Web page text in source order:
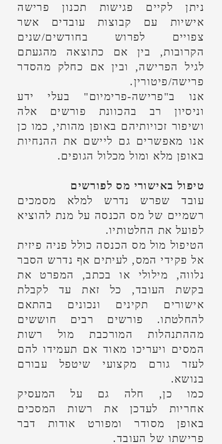
לעזר גורם מקצועי שיטפל עבורם
בנושא.
כמו כן, חלה גם על המעסיק
אחריות לעדכן את רשות המסכים
פרישתו של העובד.
אנו ב"פרישה-פרימיום" נבצע עבורך
המסים, עד לקבלת הנדרש.
הכוונת מעסיקים לניהול תהליכי פרישה
הכרוכה בפיטורי עובדים? מעוניינים
הציע לעובדיכם מענקי פרישה
מיוחדים או לבחון רכישת פנסיה
מוקדמת/נוספת עבורם? אתם מעוניינים
בתהליך?
בניהול וליווי תהליכי פרישה של
מעסיקים בכל סדרי הגודל, נוכל לסייע
בידכם לצלוח את התהליך ביעילות
רבה.
רוצים לשמוע
פרטים נוספים?
אתם מוזמנים ליצור איתנו קשר ולקבל מידע
צרו איתנו קשר